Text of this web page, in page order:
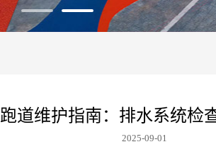
道维护指南：排水系统检
2025-09-01